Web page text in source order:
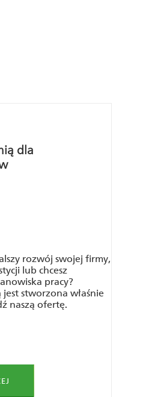
dla
rozwój swojej firmy,
lub chcesz
pracy?
jest stworzona właśnie
naszą ofertę.